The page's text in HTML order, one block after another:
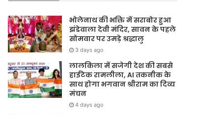
भोलेनाथ की भक्ति में सराबोर हुआ
झंडेवाला देवी मंदिर, सावन के पहले
सोमवार पर उमड़े श्रद्धालु
3 days ago
लालकिला में सजेगी देश की सबसे
हाईटेक रामलीला, AI तकनीक के
साथ होगा भगवान श्रीराम का दिव्य
मंचन
4 days ago